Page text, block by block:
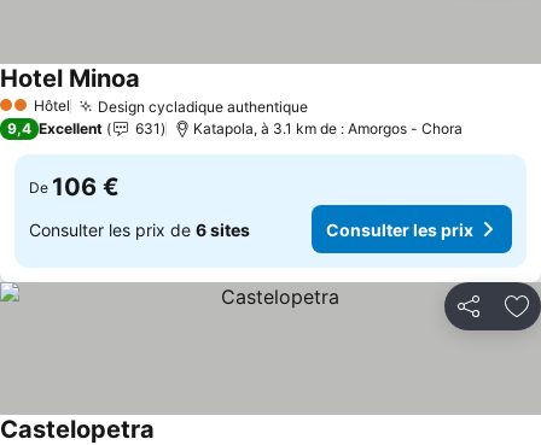
2 Étoiles
Hôtel Design cycladique authentiqueConsulter les prix
Hotel Minoa
9,4 Excellent 631 Katapola, à 3.1 km de : Amorgos - Chora
De 106 €
Consulter les prix de 6 sites Consulter les prix
Partager
Castelopetra